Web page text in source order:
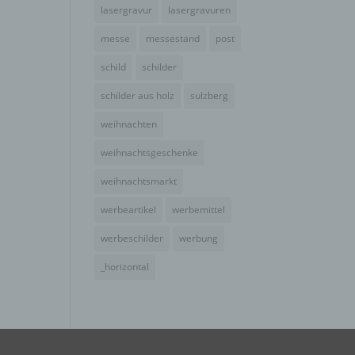
lasergravur lasergravuren
messe messestand post
schild schilder
schilder aus holz sulzberg
weihnachten
weihnachtsgeschenke
weihnachtsmarkt
werbeartikel werbemittel
werbeschilder werbung
_horizontal